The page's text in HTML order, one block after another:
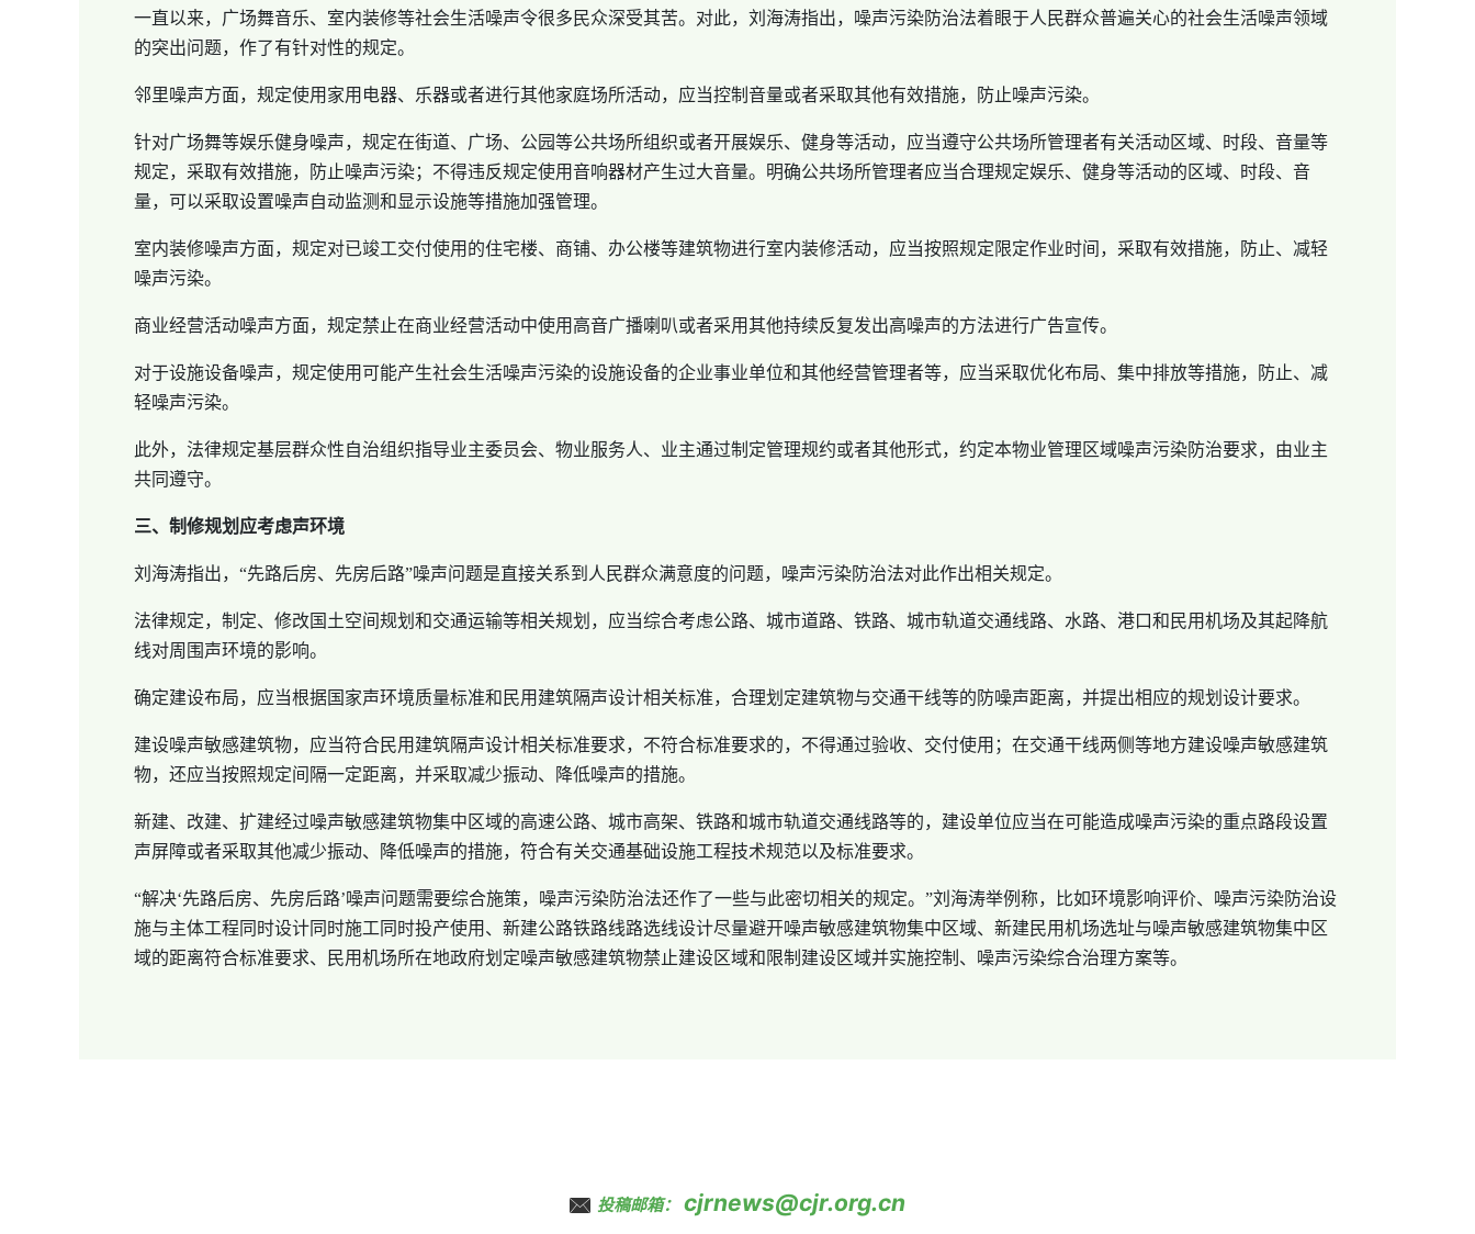
一直以来，广场舞音乐、室内装修等社会生活噪声令很多民众深受其苦。对此，刘海涛指出，噪声污染防治法着眼于人民群众普遍关心的社会生活噪声领域
的突出问题，作了有针对性的规定。
邻里噪声方面，规定使用家用电器、乐器或者进行其他家庭场所活动，应当控制音量或者采取其他有效措施，防止噪声污染。
针对广场舞等娱乐健身噪声，规定在街道、广场、公园等公共场所组织或者开展娱乐、健身等活动，应当遵守公共场所管理者有关活动区域、时段、音量等
规定，采取有效措施，防止噪声污染；不得违反规定使用音响器材产生过大音量。明确公共场所管理者应当合理规定娱乐、健身等活动的区域、时段、音
量，可以采取设置噪声自动监测和显示设施等措施加强管理。
室内装修噪声方面，规定对已竣工交付使用的住宅楼、商铺、办公楼等建筑物进行室内装修活动，应当按照规定限定作业时间，采取有效措施，防止、减轻
噪声污染。
商业经营活动噪声方面，规定禁止在商业经营活动中使用高音广播喇叭或者采用其他持续反复发出高噪声的方法进行广告宣传。
对于设施设备噪声，规定使用可能产生社会生活噪声污染的设施设备的企业事业单位和其他经营管理者等，应当采取优化布局、集中排放等措施，防止、减
轻噪声污染。
此外，法律规定基层群众性自治组织指导业主委员会、物业服务人、业主通过制定管理规约或者其他形式，约定本物业管理区域噪声污染防治要求，由业主
共同遵守。
三、制修规划应考虑声环境
刘海涛指出，“先路后房、先房后路”噪声问题是直接关系到人民群众满意度的问题，噪声污染防治法对此作出相关规定。
法律规定，制定、修改国土空间规划和交通运输等相关规划，应当综合考虑公路、城市道路、铁路、城市轨道交通线路、水路、港口和民用机场及其起降航
线对周围声环境的影响。
确定建设布局，应当根据国家声环境质量标准和民用建筑隔声设计相关标准，合理划定建筑物与交通干线等的防噪声距离，并提出相应的规划设计要求。
建设噪声敏感建筑物，应当符合民用建筑隔声设计相关标准要求，不符合标准要求的，不得通过验收、交付使用；在交通干线两侧等地方建设噪声敏感建筑
物，还应当按照规定间隔一定距离，并采取减少振动、降低噪声的措施。
新建、改建、扩建经过噪声敏感建筑物集中区域的高速公路、城市高架、铁路和城市轨道交通线路等的，建设单位应当在可能造成噪声污染的重点路段设置
声屏障或者采取其他减少振动、降低噪声的措施，符合有关交通基础设施工程技术规范以及标准要求。
“解决‘先路后房、先房后路’噪声问题需要综合施策，噪声污染防治法还作了一些与此密切相关的规定。”刘海涛举例称，比如环境影响评价、噪声污染防治设
施与主体工程同时设计同时施工同时投产使用、新建公路铁路线路选线设计尽量避开噪声敏感建筑物集中区域、新建民用机场选址与噪声敏感建筑物集中区
域的距离符合标准要求、民用机场所在地政府划定噪声敏感建筑物禁止建设区域和限制建设区域并实施控制、噪声污染综合治理方案等。
投稿邮箱： cjrnews@cjr.org.cn